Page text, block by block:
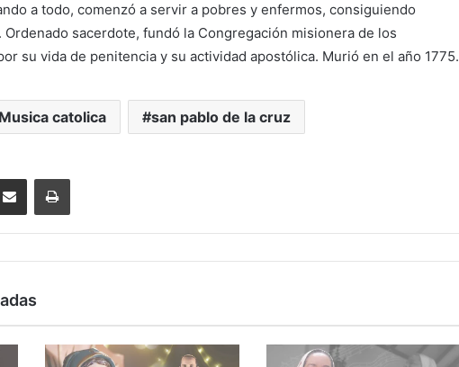
a todo, comenzó a servir a pobres y enfermos, consiguiendo
sacerdote, fundó la Congregación misionera de los
su vida de penitencia y su actividad apostólica. Murió en el año 1775.
Musica catolica san pablo de la cruz
Compartir por correo electrónicoImprimir